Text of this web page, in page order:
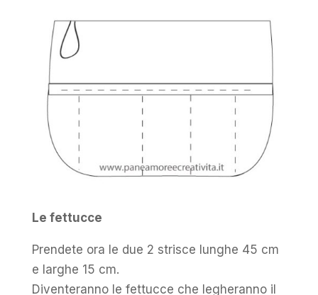
Le fettucce
Prendete ora le due 2 strisce lunghe 45 cm
e larghe 15 cm.
Diventeranno le fettucce che legheranno il